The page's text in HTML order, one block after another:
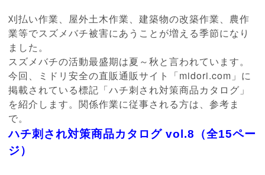
刈払い作業、屋外土木作業、建築物の改築作業、農作
業等でスズメバチ被害にあうことが増える季節になり
ました。
スズメバチの活動最盛期は夏～秋と言われています。
今回、ミドリ安全の直販通販サイト「midori.com」に
掲載されている標記「ハチ刺され対策商品カタログ」
を紹介します。関係作業に従事される方は、参考ま
で。
ハチ刺され対策商品カタログ vol.8
（全15ペー
ジ）